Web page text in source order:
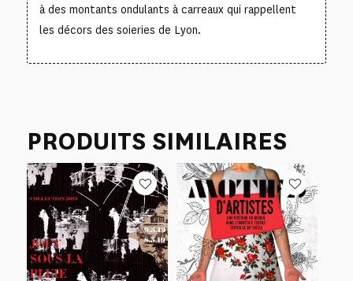
à des montants ondulants à carreaux qui rappellent
les décors des soieries de Lyon.
PRODUITS SIMILAIRES